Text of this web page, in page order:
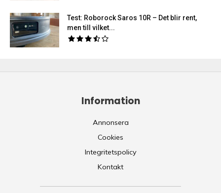
Test: Roborock Saros 10R – Det blir rent,
men till vilket...
Information
Annonsera
Cookies
Integritetspolicy
Kontakt